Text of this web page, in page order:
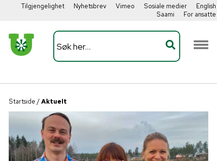
Tilgjengelighet Nyhetsbrev Vimeo Sosiale medier
English
Saami
For ansatte
Startside /Aktuelt